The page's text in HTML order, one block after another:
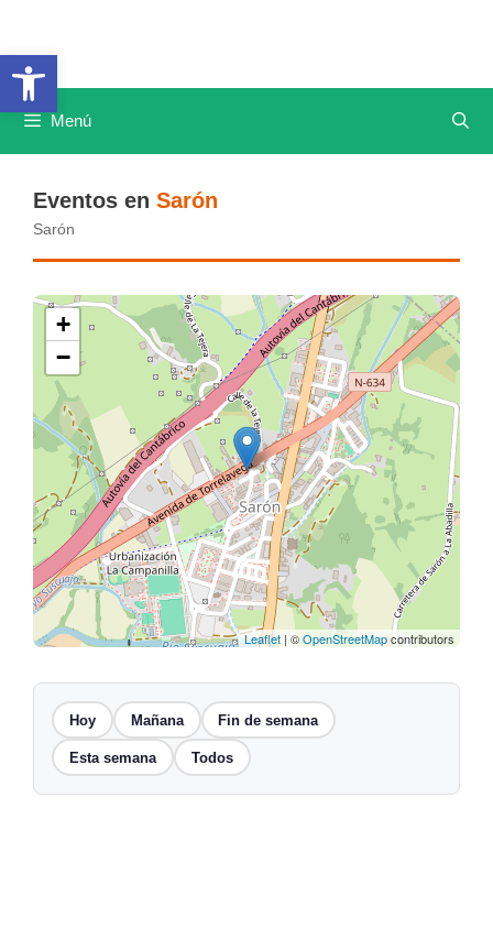
Abrir barra de herramientas
contenido
Menú
Eventos en Sarón
Sarón
+
−
Leaflet | ©OpenStreetMapcontributors
Hoy Mañana Fin de semana
Esta semana Todos